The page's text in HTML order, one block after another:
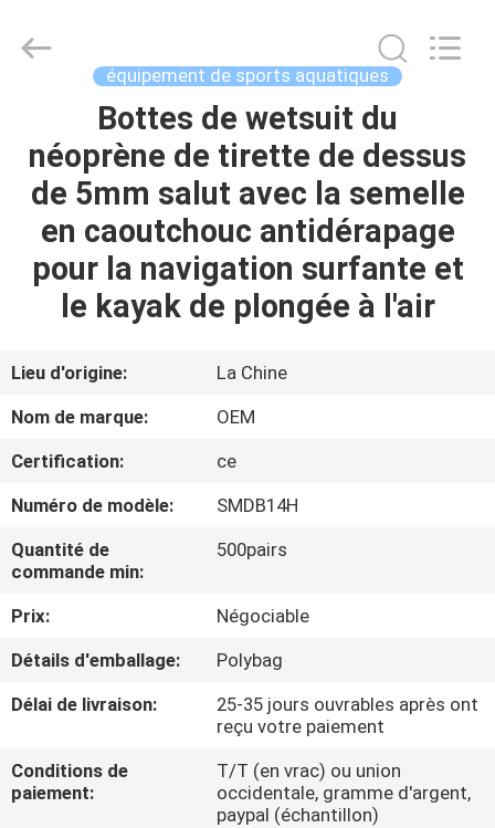
MAISON
PRODUITS
VIDÉOS
SUJET
DE
VISITE
D'USINE
CONTRÔLE
DE
QUALITÉ
COMPANY
NEWS
Marine
Co.,Ltd..
équipement de sports aquatiques
Bottes de wetsuit du
néoprène de tirette de dessus
de 5mm salut avec la semelle
en caoutchouc antidérapage
pour la navigation surfante et
le kayak de plongée à l'air
Lieu d'origine:
La Chine
Nom de marque:
OEM
Certification:
ce
Numéro de modèle:
SMDB14H
Quantité de
commande min:
500pairs
Prix:
Négociable
Détails d'emballage:
Polybag
Délai de livraison:
25-35 jours ouvrables après ont
reçu votre paiement
Conditions de
paiement:
T/T (en vrac) ou union
occidentale, gramme d'argent,
paypal (échantillon)